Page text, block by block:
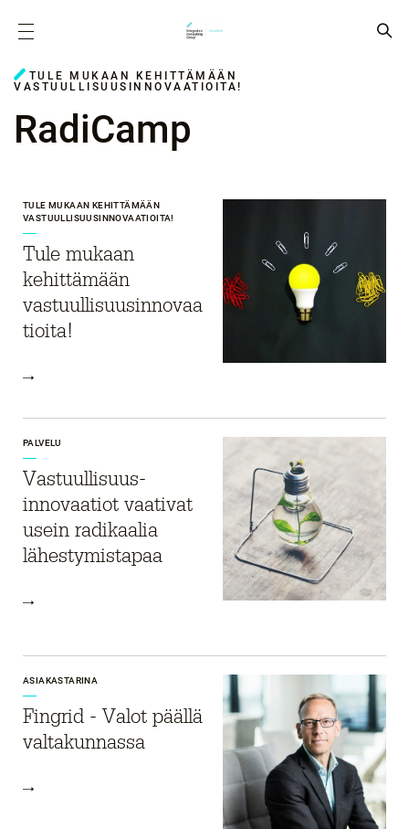
TULE MUKAAN KEHITTÄMÄÄN
VASTUULLISUUSINNOVAATIOITA!
RadiCamp
TULE MUKAAN KEHITTÄMÄÄN
VASTUULLISUUSINNOVAATIOITA!
Tule mukaan
kehittämään
vastuullisuusinnovaa
tioita!
PALVELU
Vastuullisuus­
innovaatiot vaativat
usein radikaalia
lähestymistapaa
ASIAKASTARINA
Fingrid - Valot päällä
valtakunnassa